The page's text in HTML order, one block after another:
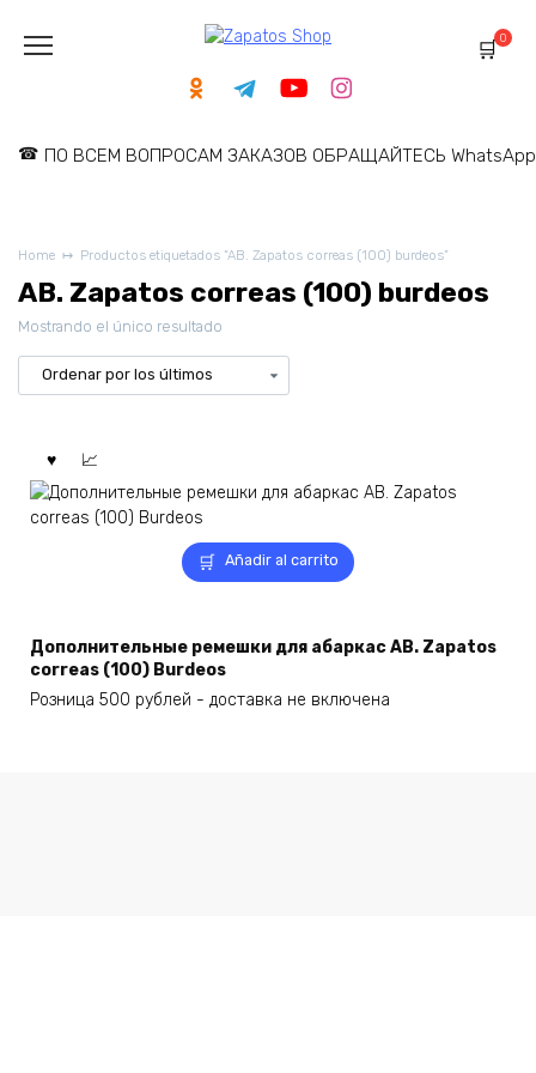
content
ПО ВСЕМ ВОПРОСАМ ЗАКАЗОВ ОБРАЩАЙТЕСЬ
0
Home Productos etiquetados “AB. Zapatos correas (100) burdeos”
AB. Zapatos correas (100) burdeos
Mostrando el único resultado
Añadir al carrito
Дополнительные ремешки для абаркас AB. Zapatos
correas (100) Burdeos
Розница 500 рублей - доставка не включена